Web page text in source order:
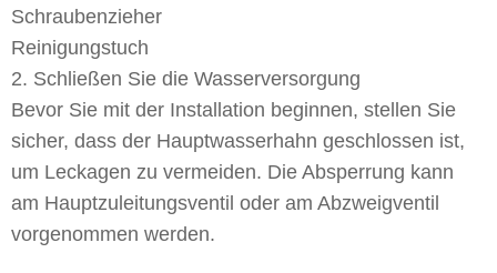
Schraubenzieher
Reinigungstuch
2. Schließen Sie die Wasserversorgung
Bevor Sie mit der Installation beginnen, stellen Sie
sicher, dass der Hauptwasserhahn geschlossen ist,
um Leckagen zu vermeiden. Die Absperrung kann
am Hauptzuleitungsventil oder am Abzweigventil
vorgenommen werden.